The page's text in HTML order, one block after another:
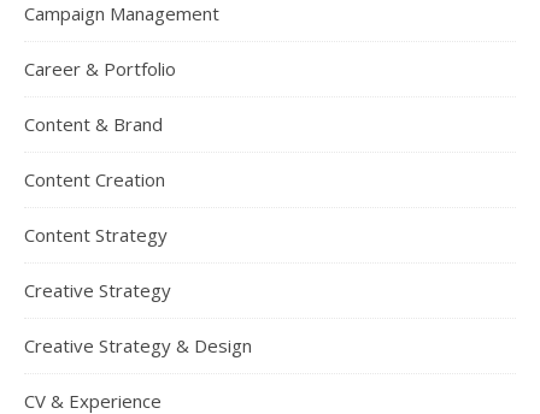
Campaign Management
Career & Portfolio
Content & Brand
Content Creation
Content Strategy
Creative Strategy
Creative Strategy & Design
CV & Experience